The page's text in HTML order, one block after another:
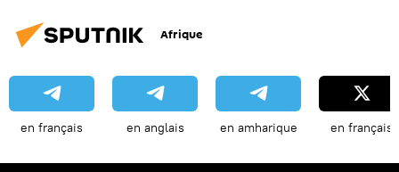
Afrique
en français en anglais en amharique en français